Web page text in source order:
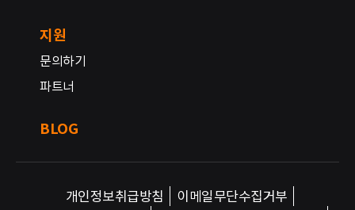
지원
문의하기
파트너
BLOG
개인정보취급방침
이메일무단수집거부